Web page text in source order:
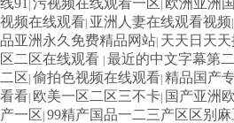
| |
视频在线观看| 亚洲人妻在线观看视频|
品亚洲永久免费精品网站| 天天日天
区二区在线观看 | 最近的中文字幕第
二区| 偷拍色视频在线观看| 精品国产
看看| 欧美一区二区三不卡| 国产亚洲
产一区| 99精产国品一二三产区区别麻